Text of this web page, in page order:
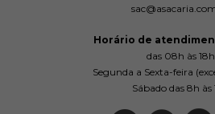
Horário de
das 08h às 18h
Segunda a Sexta-feira
Sábado das 8h às